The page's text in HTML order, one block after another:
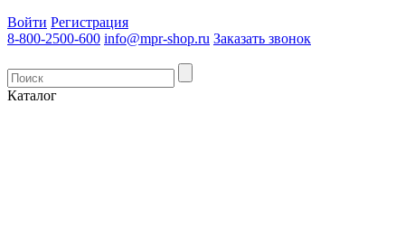
Войти Регистрация
8-800-2500-600 info@mpr-shop.ru Заказать звонок
Каталог